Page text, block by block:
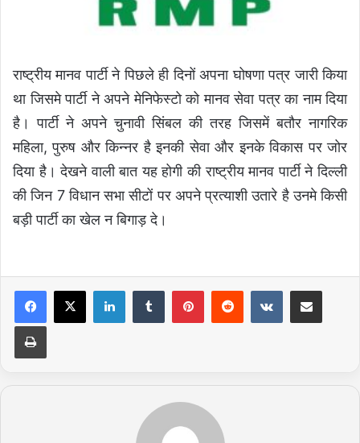
राष्ट्रीय मानव पार्टी ने पिछले ही दिनों अपना घोषणा पत्र जारी किया
था जिसमे पार्टी ने अपने मेनिफेस्टो को मानव सेवा पत्र का नाम दिया
है। पार्टी ने अपने चुनावी सिंबल की तरह जिसमें बतौर नागरिक
महिला, पुरुष और किन्नर है इनकी सेवा और इनके विकास पर जोर
दिया है। देखने वाली बात यह होगी की राष्ट्रीय मानव पार्टी ने दिल्ली
की जिन 7 विधान सभा सीटों पर अपने प्रत्याशी उतारे है उनमे किसी
बड़ी पार्टी का खेल न बिगाड़ दे।